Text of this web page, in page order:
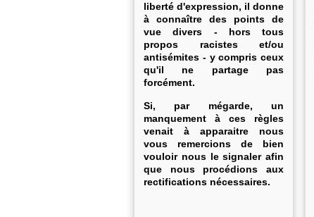
liberté d'expression, il donne
à connaître des points de
vue divers - hors tous
propos racistes et/ou
antisémites - y compris ceux
qu'il ne partage pas
forcément.
Si, par mégarde, un
manquement à ces règles
venait à apparaitre nous
vous remercions de bien
vouloir nous le signaler afin
que nous procédions aux
rectifications nécessaires.